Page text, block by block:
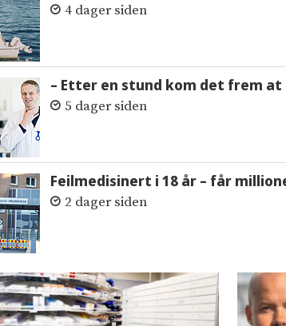
4 dager siden
– Etter en stund kom det frem at
5 dager siden
Feilmedisinert i 18 år – får
2 dager siden